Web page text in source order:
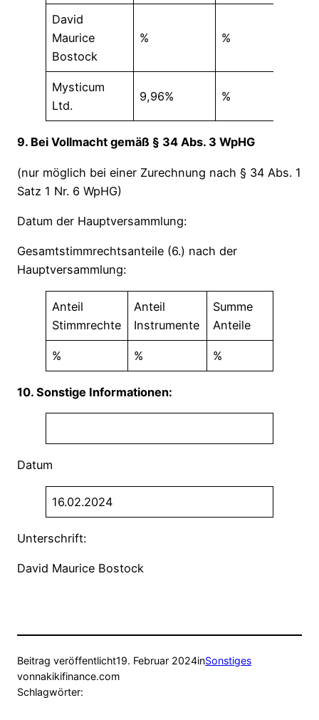
David
Maurice
Bostock
% %
Mysticum
Ltd.
9,96% %
9. Bei Vollmacht gemäß § 34 Abs. 3 WpHG
(nur möglich bei einer Zurechnung nach § 34 Abs. 1
Satz 1 Nr. 6 WpHG)
Datum der Hauptversammlung:
Gesamtstimmrechtsanteile (6.) nach der
Hauptversammlung:
Anteil
Stimmrechte
Anteil
Instrumente
Summe
Anteile
% % %
10. Sonstige Informationen:
Datum
16.02.2024
Unterschrift:
David Maurice Bostock
Beitrag veröffentlicht19. Februar 2024inSonstiges
vonnakikifinance.com
Schlagwörter: